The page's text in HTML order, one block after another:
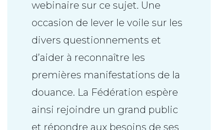
webinaire sur ce sujet. Une
occasion de lever le voile sur les
divers questionnements et
d’aider à reconnaître les
premières manifestations de la
douance. La Fédération espère
ainsi rejoindre un grand public
et répondre aux besoins de ses